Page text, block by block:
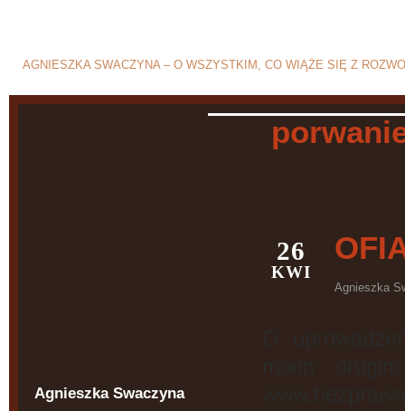
AGNIESZKA SWACZYNA – O WSZYSTKIM, CO WIĄŻE SIĘ Z
26
KWI
Agnieszka
Agnieszka Swaczyna